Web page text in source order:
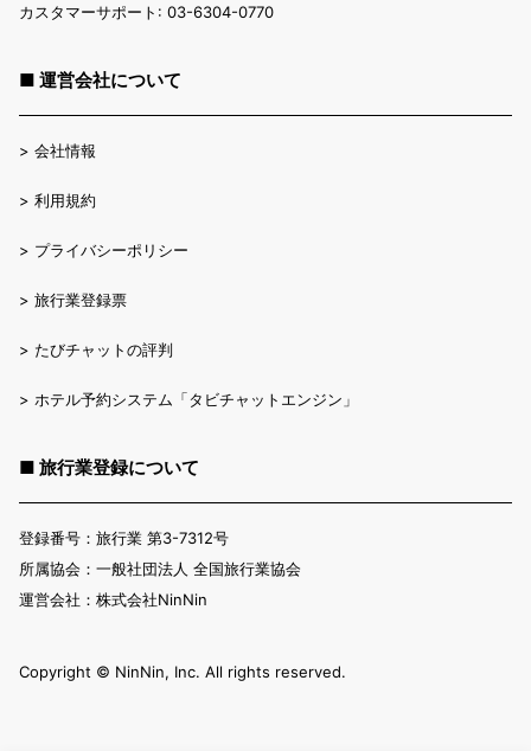
カスタマーサポート: 03-6304-0770
■ 運営会社について
> 会社情報
> 利用規約
> プライバシーポリシー
> 旅行業登録票
> たびチャットの評判
> ホテル予約システム「タビチャットエンジン」
■ 旅行業登録について
登録番号：旅行業 第3-7312号
所属協会：一般社団法人 全国旅行業協会
運営会社：株式会社NinNin
Copyright ©︎ NinNin, Inc. All rights reserved.